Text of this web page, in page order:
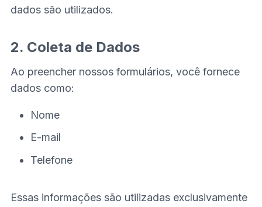
dados são utilizados.
2. Coleta de Dados
Ao preencher nossos formulários, você fornece
dados como:
Nome
E-mail
Telefone
Essas informações são utilizadas exclusivamente